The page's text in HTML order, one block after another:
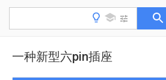
一种新型六pin插座